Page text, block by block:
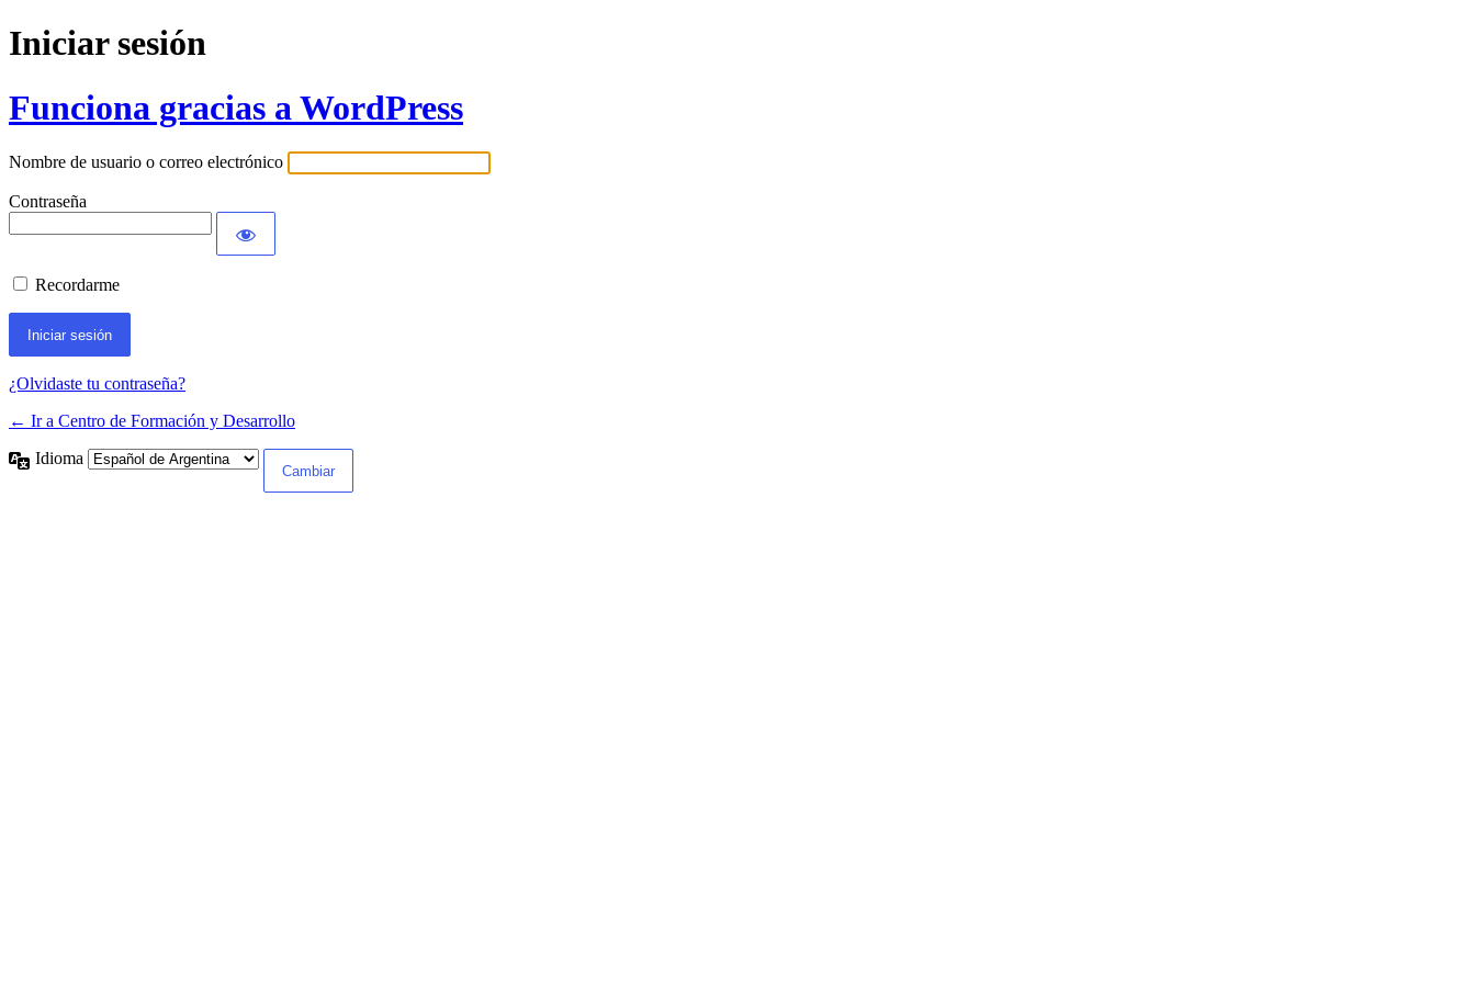
Iniciar sesión
Funciona gracias a WordPress
Nombre de usuario o correo electrónico
Contraseña
Recordarme
¿Olvidaste tu contraseña?
← Ir a Centro de Formación y Desarrollo
Idioma